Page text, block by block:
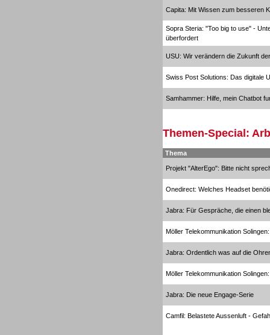
Capita: Mit Wissen zum besseren
Sopra Steria: "Too big to use" -
überfordert
USU: Wir verändern die Zukunft
Swiss Post Solutions: Das digitale
Samhammer: Hilfe, mein Chatbot
Themen-Special:
Thema
Projekt "AlterEgo": Bitte nicht
Onedirect: Welches Headset
Jabra: Für Gespräche, die einen
Möller Telekommunikation
Jabra: Ordentlich was auf die
Möller Telekommunikation
Jabra: Die neue Engage-Serie
Camfil: Belastete Aussenluft -